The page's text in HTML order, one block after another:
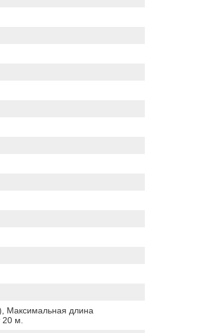
Максимальная длина
м.